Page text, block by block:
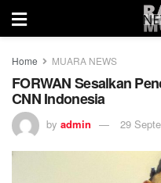
Home MUARA NEWS
FORWAN Sesalkan
CNN Indonesia
by admin 29